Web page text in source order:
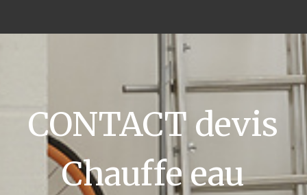
CONTACT devis
Chauffe eau